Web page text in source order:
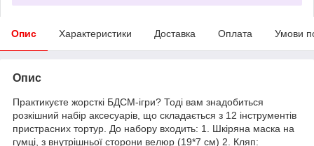
Опис Характеристики Доставка Оплата Умови
Опис
Практикуєте жорсткі БДСМ-ігри? Тоді вам знадобиться
розкішний набір аксесуарів, що складається з 12 інструментів
пристрасних тортур. До набору входить: 1. Шкіряна маска на
гумці, з внутрішньої сторони велюр (19*7 см) 2. Кляп: